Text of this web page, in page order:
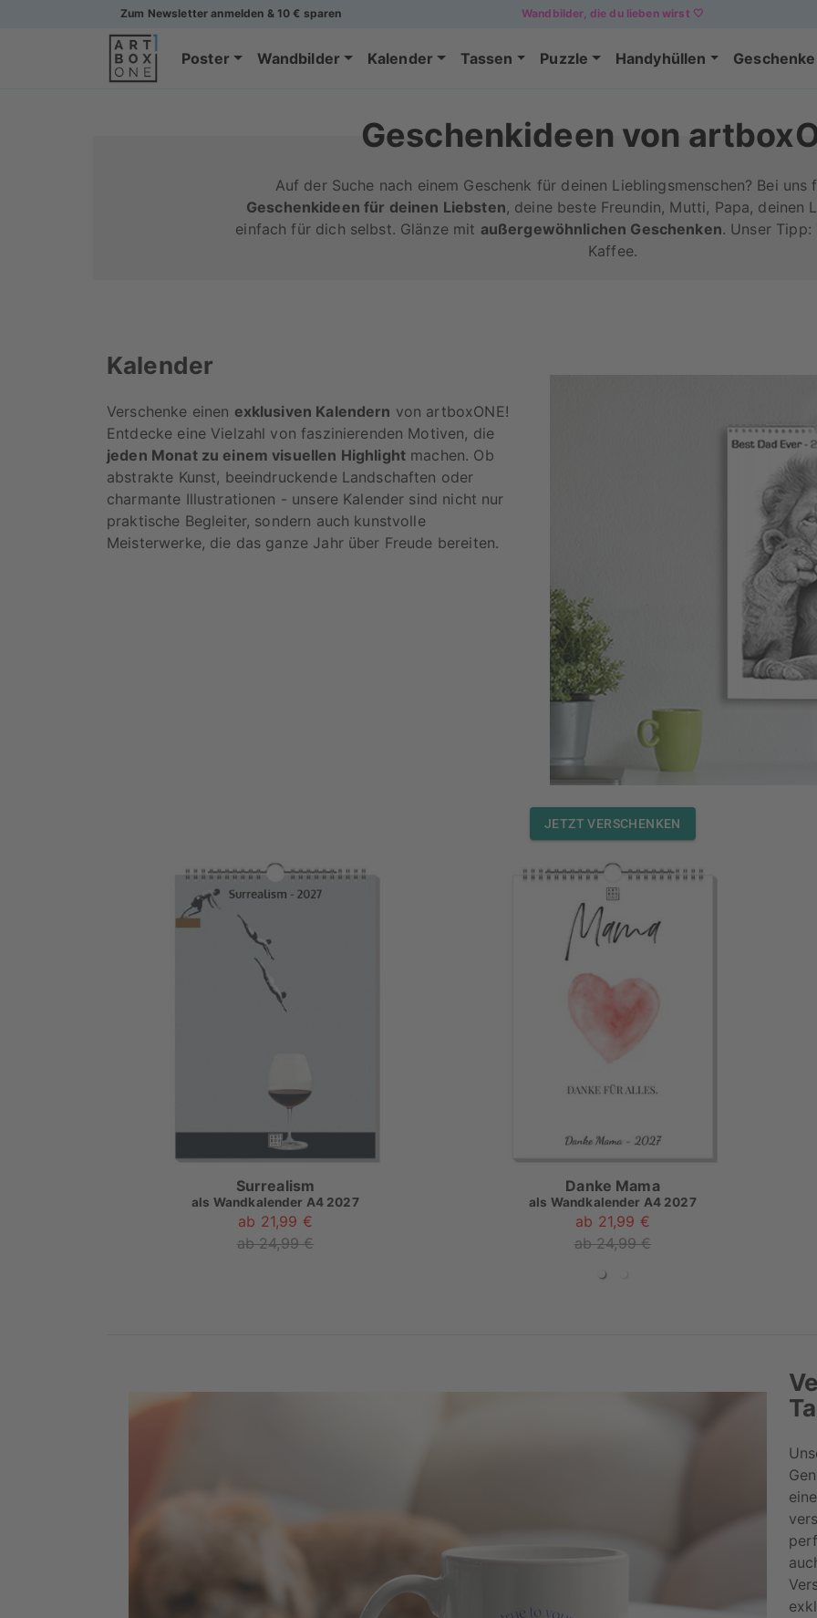
Zum Newsletter anmelden & 10 € sparen Wandbilder, die du lieben wirst 🤍
Poster Wandbilder Kalender Tassen Puzzle Handyhüllen Geschenke
Geschenkideen von
Auf der Suche nach einem Geschenk für deinen Lieblingsmenschen? Bei uns
Geschenkideen für deinen Liebsten, deine beste Freundin, Mutti, Papa, deinen
einfach für dich selbst. Glänze mit außergewöhnlichen Geschenken. Unser Tipp:
Kaffee.
Kalender
Verschenke einen exklusiven Kalendern von artboxONE!
Entdecke eine Vielzahl von faszinierenden Motiven, die
jeden Monat zu einem visuellen Highlight machen. Ob
abstrakte Kunst, beeindruckende Landschaften oder
charmante Illustrationen - unsere Kalender sind nicht nur
praktische Begleiter, sondern auch kunstvolle
Meisterwerke, die das ganze Jahr über Freude bereiten.
JETZT VERSCHENKEN
Surrealism
als Wandkalender A4 2027
ab 21,99 €
ab 24,99 €
Danke Mama
als Wandkalender A4 2027
ab 21,99 €
ab 24,99 €